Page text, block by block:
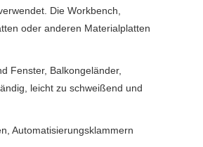
Die Workbench,
oder anderen Materialplatten
Fenster, Balkongeländer,
leicht zu schweißend und
Automatisierungsklammern